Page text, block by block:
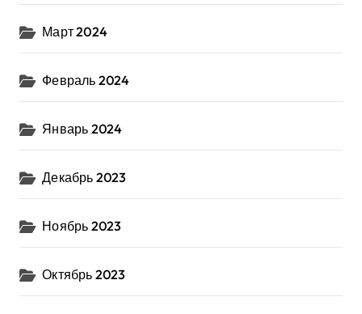
Март 2024
Февраль 2024
Январь 2024
Декабрь 2023
Ноябрь 2023
Октябрь 2023